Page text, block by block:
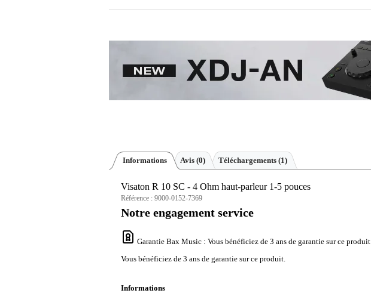
Informations Avis (0) Téléchargements (1)
Visaton R 10 SC - 4 Ohm haut-parleur 1-5 pouces
Référence : 9000-0152-7369
Notre engagement service
Garantie Bax Music : Vous bénéficiez de 3 ans de garantie sur ce produit.
Vous bénéficiez de 3 ans de garantie sur ce produit.
Informations